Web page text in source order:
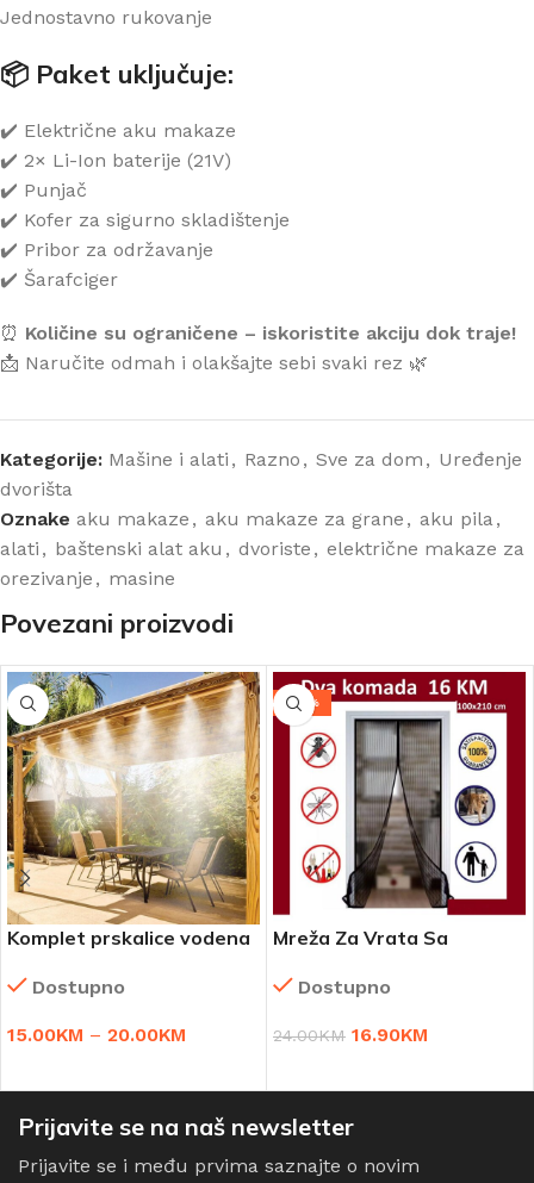
Jednostavno rukovanje
📦 Paket uključuje:
✔️ Električne aku makaze
✔️ 2× Li-Ion baterije (21V)
✔️ Punjač
✔️ Kofer za sigurno skladištenje
✔️ Pribor za održavanje
✔️ Šarafciger
⏰ Količine su ograničene – iskoristite akciju dok traje!
📩 Naručite odmah i olakšajte sebi svaki rez 🌿
Kategorije: Mašine i alati , Razno , Sve za dom , Uređenje
dvorišta
Oznake aku makaze , aku makaze za grane , aku pila,
alati , baštenski alat aku , dvoriste , električne makaze za
orezivanje , masine
Povezani proizvodi
Komplet prskalice vodena
Dostupno
15.00KM – 20.00KM
-30%
Mreža Za Vrata Sa
Insekata 1+1 GRATIS
Dostupno
24.00KM 16.90KM
Prijavite se na naš newsletter
Prijavite se i među prvima saznajte o novim